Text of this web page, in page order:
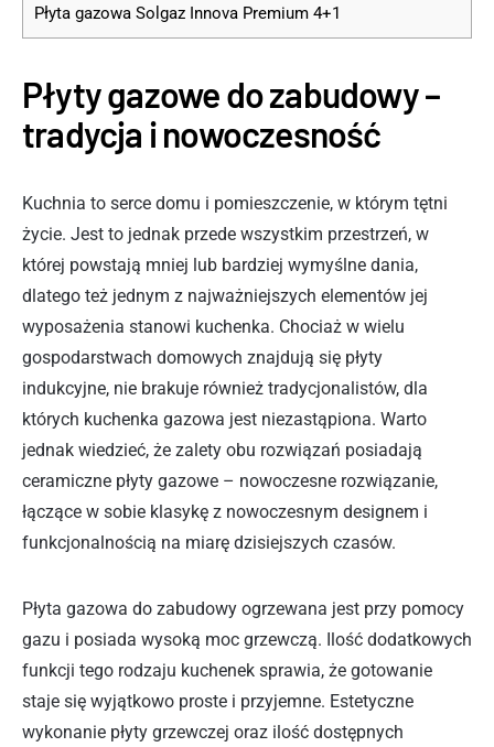
Płyta gazowa Solgaz Innova Premium 4+1
Płyty gazowe do zabudowy –
tradycja i nowoczesność
Kuchnia to serce domu i pomieszczenie, w którym tętni
życie. Jest to jednak przede wszystkim przestrzeń, w
której powstają mniej lub bardziej wymyślne dania,
dlatego też jednym z najważniejszych elementów jej
wyposażenia stanowi kuchenka. Chociaż w wielu
gospodarstwach domowych znajdują się płyty
indukcyjne, nie brakuje również tradycjonalistów, dla
których kuchenka gazowa jest niezastąpiona. Warto
jednak wiedzieć, że zalety obu rozwiązań posiadają
ceramiczne płyty gazowe – nowoczesne rozwiązanie,
łączące w sobie klasykę z nowoczesnym designem i
funkcjonalnością na miarę dzisiejszych czasów.
Płyta gazowa do zabudowy ogrzewana jest przy pomocy
gazu i posiada wysoką moc grzewczą. Ilość dodatkowych
funkcji tego rodzaju kuchenek sprawia, że gotowanie
staje się wyjątkowo proste i przyjemne. Estetyczne
wykonanie płyty grzewczej oraz ilość dostępnych